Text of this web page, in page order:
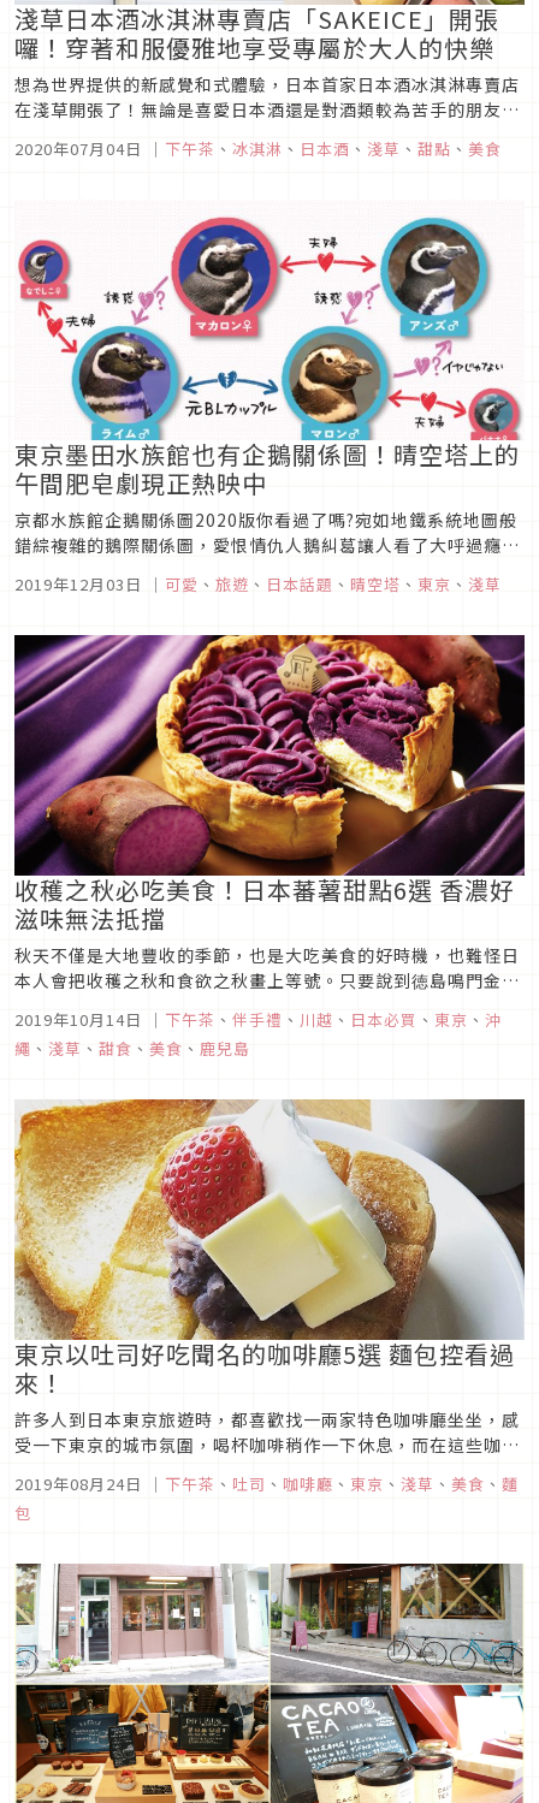
淺草日本酒冰淇淋專賣店「SAKEICE」開張
囉！穿著和服優雅地享受專屬於大人的快樂
想為世界提供的新感覺和式體驗，日本首家日本酒冰淇淋專賣店
在淺草開張了！無論是喜愛日本酒還是對酒類較為苦手的朋友們
都能以另一種方式來感受它的魅力，為了未成年者與無法攝取酒
精的族群店家也特別準備了一區無酒精冰淇淋供大家挑選，下次
2020年07月04日 ｜ 下午茶 、 冰淇淋 、 日本酒 、 淺草 、 甜點 、 美食
東京墨田水族館也有企鵝關係圖！晴空塔上的
午間肥皂劇現正熱映中
京都水族館企鵝關係圖2020版你看過了嗎?宛如地鐵系統地圖般
錯綜複雜的鵝際關係圖，愛恨情仇人鵝糾葛讓人看了大呼過癮！
的企鵝也不是省油的燈！墨魚水族館內的45隻企鵝故事精采程度
乍看只要3分鐘...
2019年12月03日 ｜ 可愛 、 旅遊 、 日本話題 、 晴空塔 、 東京 、 淺草
收穫之秋必吃美食！日本蕃薯甜點6選 香濃好
滋味無法抵擋
秋天不僅是大地豐收的季節，也是大吃美食的好時機，也難怪日
本人會把收穫之秋和食欲之秋畫上等號。只要說到徳島鳴門金時
芋、鹿兒島安納芋、沖繩紅芋，馬上就能聯想到香濃的甜味在嘴
中擴散的滋味。在日本除了傳統的烤地瓜吃法之外更是被大量製
成各種甜點和伴手禮，今天就來和大家推薦6種必買的日本蕃薯
2019年10月14日 ｜ 下午茶 、 伴手禮 、 川越 、 日本必買 、 東京 、 沖
繩 、 淺草 、 甜食 、 美食 、 鹿兒島
東京以吐司好吃聞名的咖啡廳5選 麵包控看過
來！
許多人到日本東京旅遊時，都喜歡找一兩家特色咖啡廳坐坐，感
受一下東京的城市氛圍，喝杯咖啡稍作一下休息，而在這些咖啡
廳中，其實也不乏美味又無負擔的輕食與麵包，今天就來介紹一
下有超好吃吐司的5家咖啡廳！Pelican Café圖片來源圖片來源
Pelican Café（ペリカンカフェ）創立於昭和17年的咖啡...
2019年08月24日 ｜ 下午茶 、 吐司 、 咖啡廳 、 東京 、 淺草 、 美食 、 麵
包